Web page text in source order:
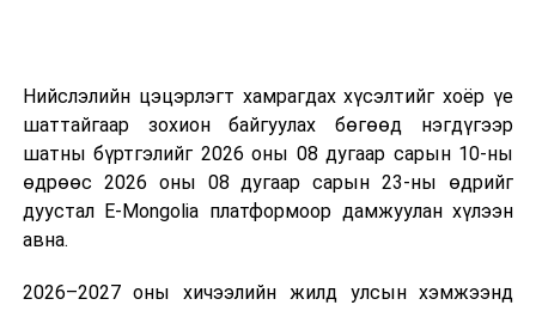
арилжааны банкнаас авчээ. Газрын тосны
бүтээгдэхүүний агуулахын барилга угсралтын ажлын
гүйцэтгэл 95 хувьтай байгаа бөгөөд 2026 оны
наймдугаар сарын 20-ны дотор бүрэн дуусгаж,
ашиглалтад оруулах гэж байна. Эдгээр агуулах
ашиглалтад орсноор Улаанбаатар хотын АИ-92-ийн
Ерөнхий сайд тус агуулахыг ашиглалтад хүлээн
Нийслэлийн цэцэрлэгт хамрагдах хүсэлтийг хоёр үе
шаттайгаар зохион байгуулах бөгөөд нэгдүгээр
шатны бүртгэлийг 2026 оны 08 дугаар сарын 10-ны
өдрөөс 2026 оны 08 дугаар сарын 23-ны өдрийг
дуустал E-Mongolia платформоор дамжуулан хүлээн
авна.
2026–2027 оны хичээлийн жилд улсын хэмжээнд